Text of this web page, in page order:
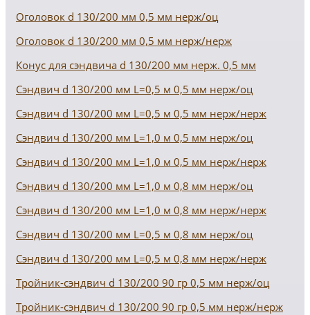
Оголовок d 130/200 мм 0,5 мм нерж/оц
Оголовок d 130/200 мм 0,5 мм нерж/нерж
Конус для сэндвича d 130/200 мм нерж. 0,5 мм
Сэндвич d 130/200 мм L=0,5 м 0,5 мм нерж/оц
Сэндвич d 130/200 мм L=0,5 м 0,5 мм нерж/нерж
Сэндвич d 130/200 мм L=1,0 м 0,5 мм нерж/оц
Сэндвич d 130/200 мм L=1,0 м 0,5 мм нерж/нерж
Сэндвич d 130/200 мм L=1,0 м 0,8 мм нерж/оц
Сэндвич d 130/200 мм L=1,0 м 0,8 мм нерж/нерж
Сэндвич d 130/200 мм L=0,5 м 0,8 мм нерж/оц
Сэндвич d 130/200 мм L=0,5 м 0,8 мм нерж/нерж
Тройник-сэндвич d 130/200 90 гр 0,5 мм нерж/оц
Тройник-сэндвич d 130/200 90 гр 0,5 мм нерж/нерж